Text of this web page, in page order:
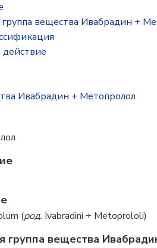
вещества Ивабрадин +
Ивабрадин + Метопролол
(род. Ivabradini + Metoprololi)
группа вещества